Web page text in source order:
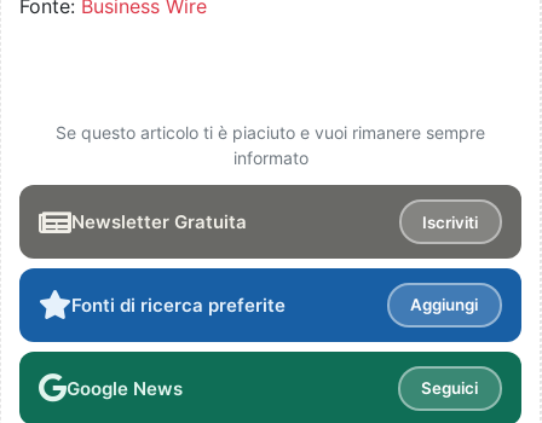
Fonte: Business Wire
Se questo articolo ti è piaciuto e vuoi rimanere sempre
informato
Newsletter Gratuita Iscriviti
Fonti di ricerca preferite Aggiungi
Google News Seguici